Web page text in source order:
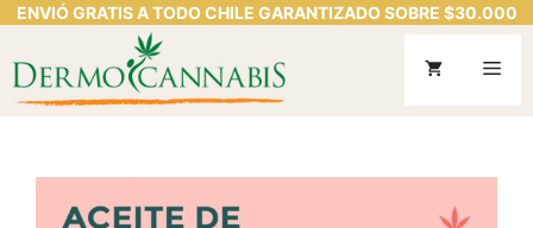
ENVIÓ GRATIS A TODO CHILE GARANTIZADO SOBRE $30.000
al
contenido